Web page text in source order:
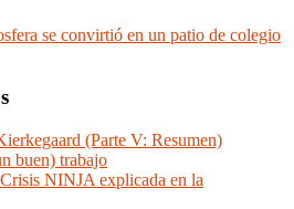
se convirtió en un patio de colegio
(Parte V: Resumen)
buen) trabajo
NINJA explicada en la